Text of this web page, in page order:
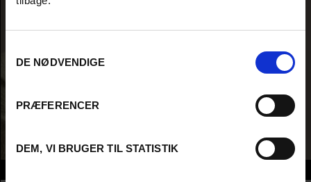
DE NØDVENDIGE
PRÆFERENCER
DEM, VI BRUGER TIL STATISTIK